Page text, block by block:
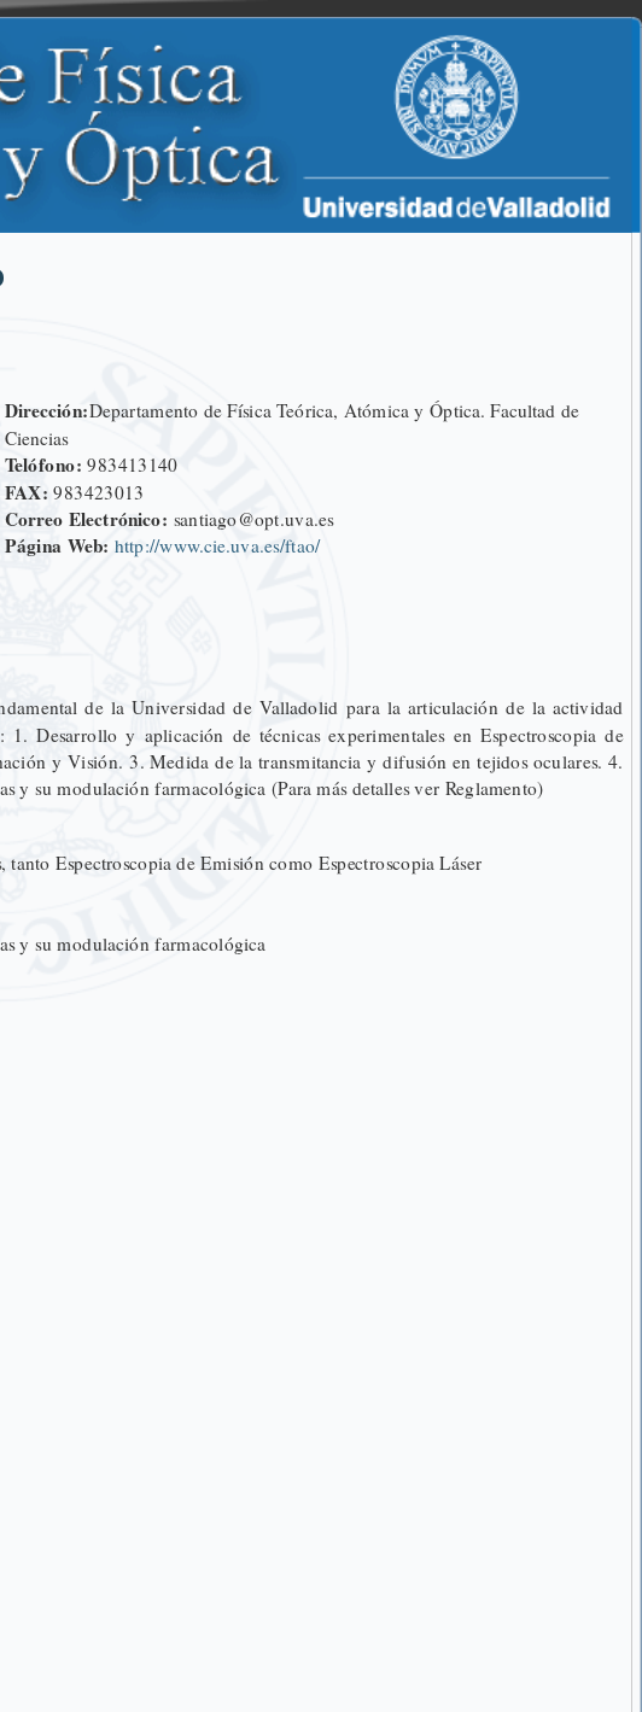
Dirección:Departamento de Física Teórica, Atómica y Óptica. Facultad de
Ciencias
Telófono: 983413140
FAX: 983423013
Correo Electrónico: santiago@opt.uva.es
Página Web: http://www.cie.uva.es/ftao/
de la Universidad de Valladolid para la articulación de la actividad
Desarrollo y aplicación de técnicas experimentales en Espectroscopia de
y Visión. 3. Medida de la transmitancia y difusión en tejidos oculares. 4.
su modulación farmacológica (Para más detalles ver Reglamento)
Espectroscopia de Emisión como Espectroscopia Láser
y su modulación farmacológica